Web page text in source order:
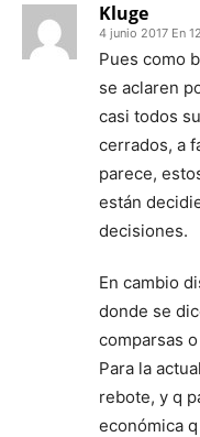
Kluge
4 junio 2017 En
Pues como
se aclaren
casi todos
cerrados, a
parece,
están
decisiones.
En cambio
donde se
comparsas
Para la
rebote, y q
económica